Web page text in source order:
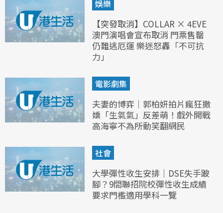
娛樂
【突發取消】COLLAR × 4EVE
澳門演唱會宣布取消 門票售罄
仍難逃厄運 樂迷怒轟「不可抗
力」
電影劇集
夫妻的博弈｜郭柏妍拍片瘋狂撒
嬌「生氣氣」反差萌！戲外開戰
高海寧不為所動笑翻網民
社會
大學彈性收生安排｜DSE失手跛
腳？9間聯招院校彈性收生成績
要求門檻適用學科一覽